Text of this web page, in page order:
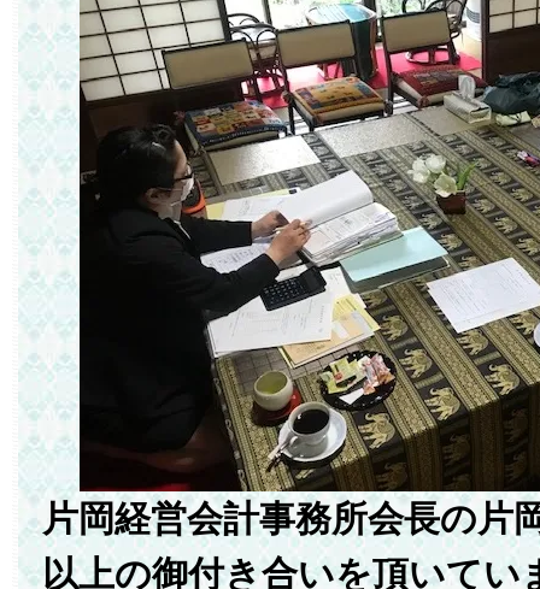
片岡経営会計事務所会長の片
以上の御付き合いを頂いてい